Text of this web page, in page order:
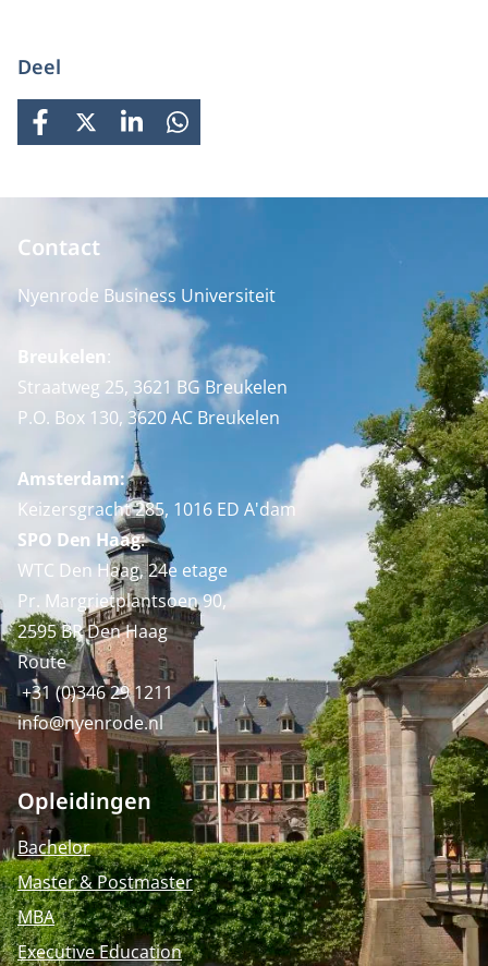
Deel
FACEBOOK
X LINKEDINWHATSAPP
Contact
Nyenrode Business Universiteit
Breukelen:
Straatweg 25, 3621 BG Breukelen
P.O. Box 130, 3620 AC Breukelen
Amsterdam:
Keizersgracht 285, 1016 ED A'dam
SPO Den Haag:
WTC Den Haag, 24e etage
Pr. Margrietplantsoen 90,
2595 BR Den Haag
Route
+31 (0)346 29 1211
info@nyenrode.nl
Opleidingen
Bachelor
Master & Postmaster
MBA
Executive Education